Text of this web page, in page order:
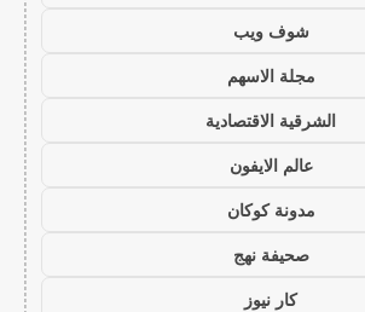
شوف ويب
مجلة الاسهم
الشرقية الاقتصادية
عالم الايفون
مدونة كوكان
صحيفة نهج
كار نيوز